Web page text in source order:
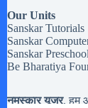
Our Units
Sanskar Tutorials
Sanskar
Sanskar Preschool
Be Bharatiya
नमस्कार यूजर, हम